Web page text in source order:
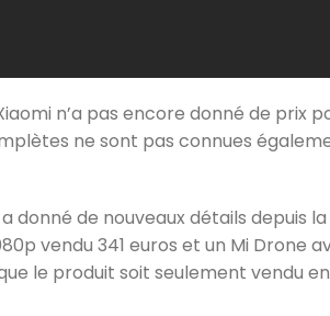
n’a pas encore donné de prix
ne sont pas connues
donné de nouveaux détails depuis
vendu 341 euros et un Mi Drone
le produit soit seulement vendu